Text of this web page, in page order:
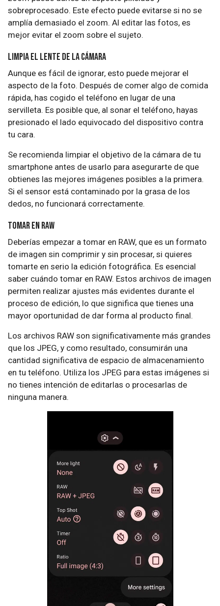
sobreprocesado. Este efecto puede evitarse si no se
amplía demasiado el zoom. Al editar las fotos, es
mejor evitar el zoom sobre el sujeto.
Limpia el lente de la cámara
Aunque es fácil de ignorar, esto puede mejorar el
aspecto de la foto. Después de comer algo de comida
rápida, has cogido el teléfono en lugar de una
servilleta. Es posible que, al sonar el teléfono, hayas
presionado el lado equivocado del dispositivo contra
tu cara.
Se recomienda limpiar el objetivo de la cámara de tu
smartphone antes de usarlo para asegurarte de que
obtienes las mejores imágenes posibles a la primera.
Si el sensor está contaminado por la grasa de los
dedos, no funcionará correctamente.
Tomar en RAW
Deberías empezar a tomar en RAW, que es un formato
de imagen sin comprimir y sin procesar, si quieres
tomarte en serio la edición fotográfica. Es esencial
saber cuándo tomar en RAW. Estos archivos de imagen
permiten realizar ajustes más evidentes durante el
proceso de edición, lo que significa que tienes una
mayor oportunidad de dar forma al producto final.
Los archivos RAW son significativamente más grandes
que los JPEG, y como resultado, consumirán una
cantidad significativa de espacio de almacenamiento
en tu teléfono. Utiliza los JPEG para estas imágenes si
no tienes intención de editarlas o procesarlas de
ninguna manera.